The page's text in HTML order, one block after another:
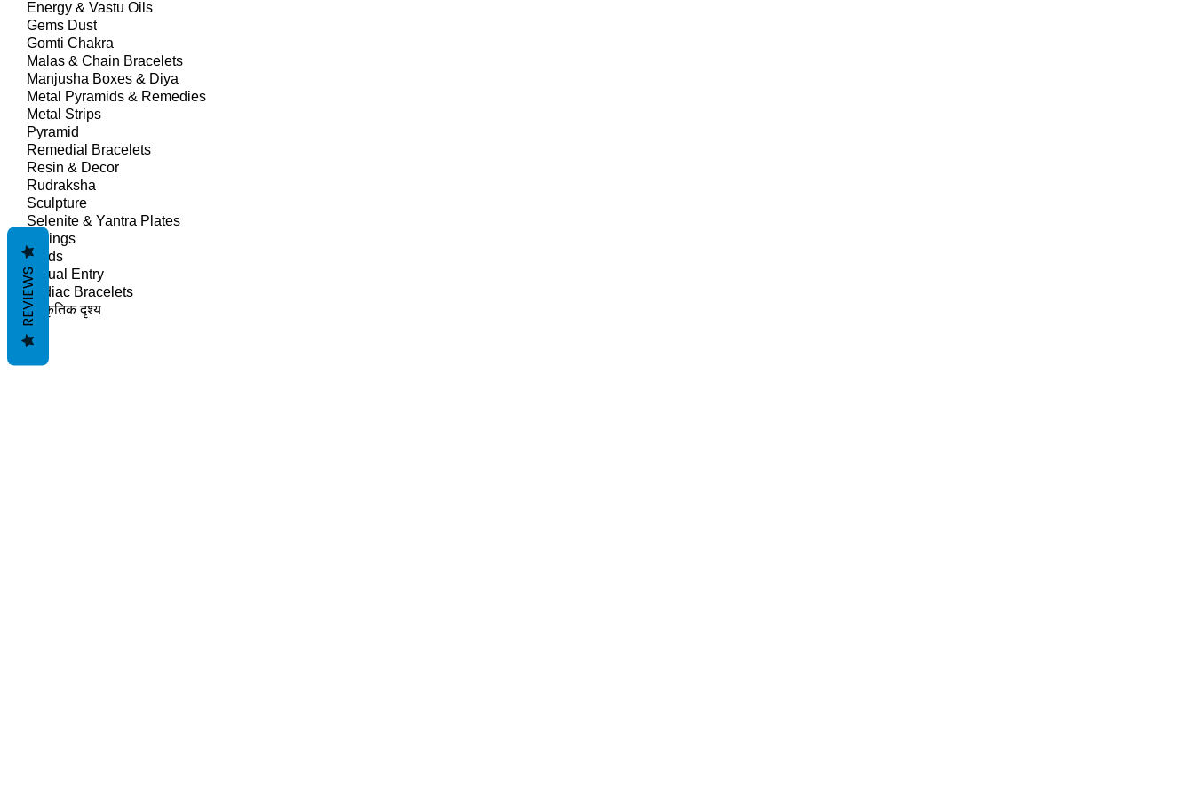
Energy & Vastu Oils
Gems Dust
Gomti Chakra
Malas & Chain Bracelets
Manjusha Boxes & Diya
Metal Pyramids & Remedies
Metal Strips
Pyramid
Remedial Bracelets
Resin & Decor
Rudraksha
Sculpture
Selenite & Yantra Plates
Springs
Studs
Virtual Entry
Zodiac Bracelets
प्राकृतिक दृश्य
REVIEWS